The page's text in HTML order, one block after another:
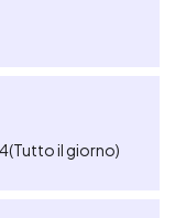
(Tutto il giorno)